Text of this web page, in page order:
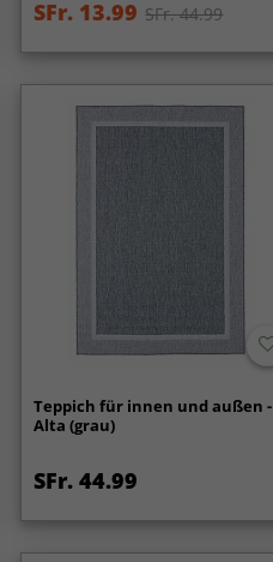
SFr. 13.99 SFr. 44.99
Teppich für innen und außen -
Alta (grau)
SFr. 44.99